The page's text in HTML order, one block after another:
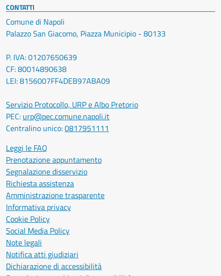
CONTATTI
Comune di Napoli
Palazzo San Giacomo, Piazza Municipio - 80133
P. IVA: 01207650639
CF: 80014890638
LEI: 8156007FF4DEB97ABA09
Servizio Protocollo, URP e Albo Pretorio
PEC: urp@pec.comune.napoli.it
Centralino unico:0817951111
Leggi le FAQ
Prenotazione appuntamento
Segnalazione disservizio
Richiesta assistenza
Amministrazione trasparente
Informativa privacy
Cookie Policy
Social Media Policy
Note legali
Notifica atti giudiziari
Dichiarazione di accessibilità